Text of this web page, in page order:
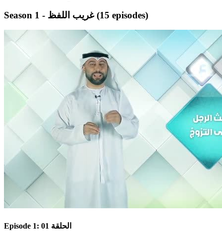
Season 1 - غريب اللفظ (15 episodes)
Episode 1: الحلقة 01